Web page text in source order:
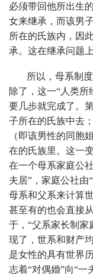
必须带回他所出生
女来继承，而该男
所在的氏族内，因
承。这在继承问题
所以，母系制
除了，这一“人类
要几步就完成了。
子所在的氏族中去
（即该男性的同胞
在的氏族里。这一
在一个母系家庭公
夫居”，家庭公社由
母系和父系来计算
甚至有的也会直接
于，“父系家长制家
现了，世系和财产
是女性的具有世界
志着“对偶婚”向“一